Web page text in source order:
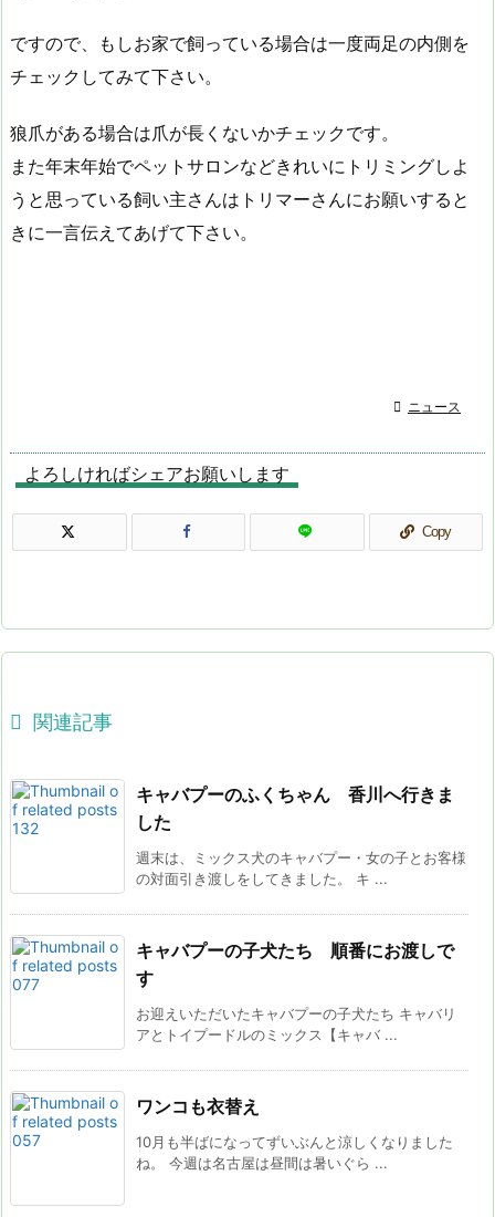
ですので、もしお家で飼っている場合は一度両足の内側を
チェックしてみて下さい。
狼爪がある場合は爪が長くないかチェックです。
また年末年始でペットサロンなどきれいにトリミングしよ
うと思っている飼い主さんはトリマーさんにお願いすると
きに一言伝えてあげて下さい。
 ニュース
よろしければシェアお願いします
Copy
 関連記事
キャバプーのふくちゃん 香川へ行きま
した
週末は、ミックス犬のキャバプー・女の子とお客様
の対面引き渡しをしてきました。 キ ...
キャバプーの子犬たち 順番にお渡しで
す
お迎えいただいたキャバプーの子犬たち キャバリ
アとトイプードルのミックス【キャバ ...
ワンコも衣替え
10月も半ばになってずいぶんと涼しくなりました
ね。 今週は名古屋は昼間は暑いぐら ...